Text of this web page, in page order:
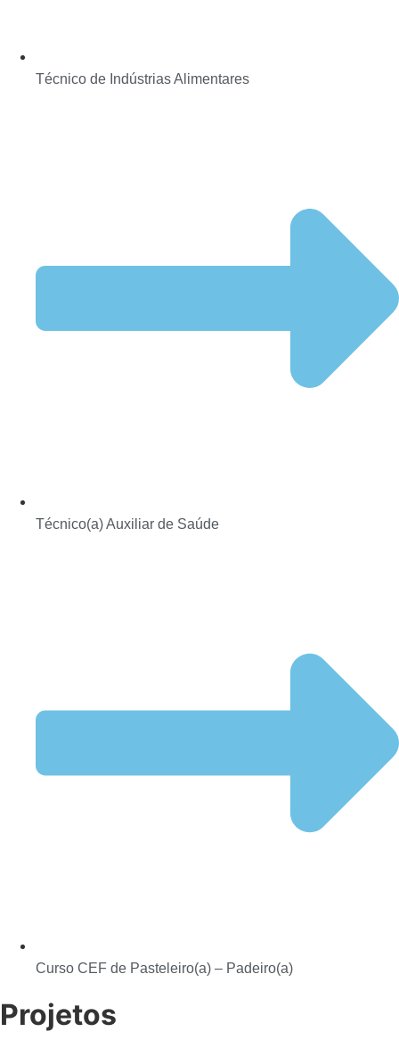
Técnico de Indústrias Alimentares
Técnico(a) Auxiliar de Saúde
Curso CEF de Pasteleiro(a) – Padeiro(a)
Projetos